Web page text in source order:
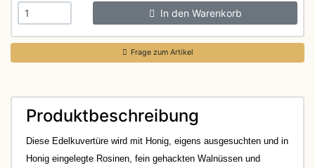
In den Warenkorb
Frage zum Artikel
Produktbeschreibung
Diese Edelkuvertüre wird mit Honig, eigens ausgesuchten und in
Honig eingelegte Rosinen, fein gehackten Walnüssen und